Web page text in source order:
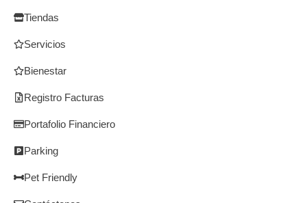
Tiendas
Servicios
Bienestar
Registro Facturas
Portafolio Financiero
Parking
Pet Friendly